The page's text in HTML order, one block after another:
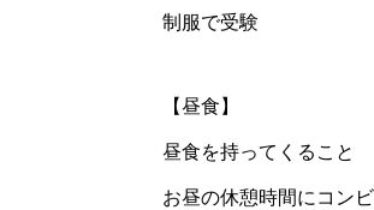
制服で受験
【昼食】
昼食を持ってくること
お昼の休憩時間にコン